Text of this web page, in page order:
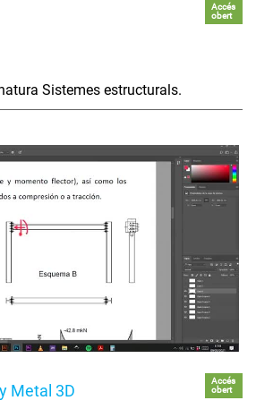
Accés
obert
Sistemes estructurals.
Metal 3D
Accés
obert